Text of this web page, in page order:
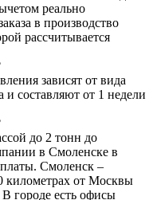
реально
в производство
рассчитывается
зависят от вида
и составляют от 1 недели
до 2 тонн до
в Смоленске в
Смоленск –
километрах от Москвы
городе есть офисы